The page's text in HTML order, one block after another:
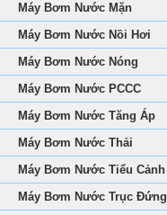
Máy Bơm Nước Mặn
Máy Bơm Nước Nồi Hơi
Máy Bơm Nước Nóng
Máy Bơm Nước PCCC
Máy Bơm Nước Tăng Áp
Máy Bơm Nước Thải
Máy Bơm Nước Tiểu Cảnh
Máy Bơm Nước Trục Đứng